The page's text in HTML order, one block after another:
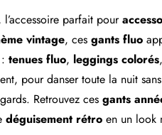
l’accessoire parfait pour
vintage, ces gants fluo
tenues fluo, leggings colorés,
pour danser toute la nuit
Retrouvez ces gants
déguisement rétroen un look